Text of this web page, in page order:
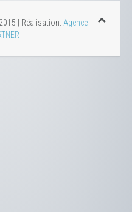
| Réalisation: Agence